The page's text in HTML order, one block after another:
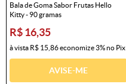
Bala de Goma Sabor Frutas Hello
Kitty - 90 gramas
R$ 16,35
à vista R$ 15,86economize3%no Pix
AVISE-ME